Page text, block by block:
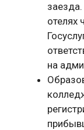
отелях
на